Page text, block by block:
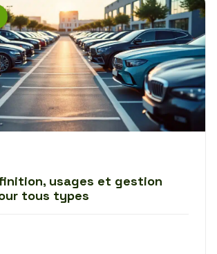
usages et gestion
tous types